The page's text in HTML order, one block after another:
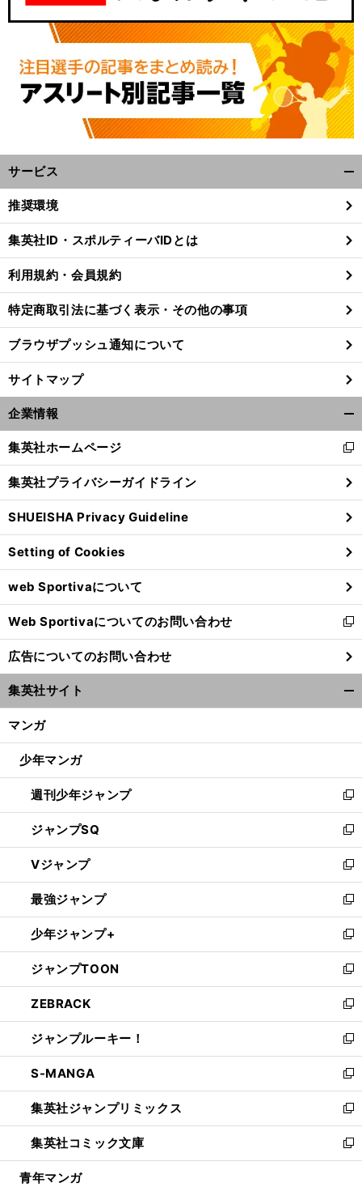
サービス
閉
る
推奨環境
集英社ID・スポルティーバIDとは
利用規約・会員規約
特定商取引法に基づく表示・その他の事項
ブラウザプッシュ通知について
サイトマップ
企業情報
閉
る
集英社ホームページ
新
し
い
ウ
ィ
ン
ド
ウ
で
開
く
集英社プライバシーガイドライン
SHUEISHA Privacy Guideline
Setting of Cookies
web Sportivaについて
Web Sportivaについてのお問い合わせ
新
し
い
ウ
ィ
ン
ウ
開
く
広告についてのお問い合わせ
集英社サイト
マンガ
少年マンガ
週刊少年ジャンプ
新
し
い
ウ
ィ
ン
ド
ウ
で
開
く
ジャンプSQ
新
し
い
ウ
ィ
ン
ド
ウ
で
開
く
Vジャンプ
新
し
い
ウ
ィ
ン
ド
ウ
で
開
く
最強ジャンプ
新
し
い
ウ
ィ
ン
ド
ウ
で
開
く
少年ジャンプ+
新
し
い
ウ
ィ
ン
ド
ウ
で
開
く
ジャンプTOON
新
し
い
ウ
ィ
ン
ド
ウ
で
開
く
ZEBRACK
新
し
い
ウ
ィ
ン
ド
ウ
で
開
ジャンプルーキー！
新
し
い
ウ
ィ
ン
ド
ウ
S-MANGA
新
し
い
ウ
ィ
ン
集英社ジャンプリミックス
新
し
い
ウ
集英社コミック文庫
新
し
青年マンガ